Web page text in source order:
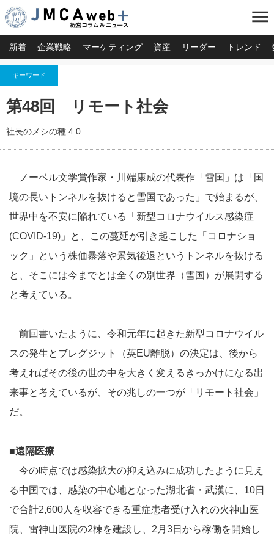
menu
新着 企業戦略 マーケティング 資産 リーダー トレンド
キーワード
第48回 リモート社会
社長のメシの種 4.0
ノーベル文学賞作家・川端康成の代表作「雪国」は「国
境の長いトンネルを抜けると雪国であった」で始まるが、
世界中を不安に陥れている「新型コロナウイルス感染症
(COVID-19)」と、この蔓延が引き起こした「コロナショ
ック」という株価暴落や景気後退というトンネルを抜ける
と、そこには今までとは全くの別世界（雪国）が展開する
と考えている。
前回書いたように、令和元年に起きた新型コロナウイル
スの発生とブレグジット（英EU離脱）の決定は、後から
考えればその後の世の中を大きく変えるきっかけになる出
来事と考えているが、その兆しの一つが「リモート社会」
だ。
■遠隔医療
今の時点では感染拡大の抑え込みに成功したように見え
る中国では、感染の中心地となった湖北省・武漢に、10日
で合計2,600人を収容できる重症患者受け入れの火神山医
院、雷神山医院の2棟を建設し、2月3日から稼働を開始し